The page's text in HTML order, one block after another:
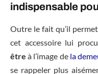
indispensable
Outre le fait qu’il
cet accessoire lui
êtreà l’image de la
se rappeler plus